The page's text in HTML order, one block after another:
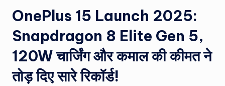
e
w
s
A
ro
OnePlus 15 Launch 2025:
Snapdragon 8 Elite Gen 5,
120W चार्जिंग और कमाल की कीमत ने
तोड़ दिए सारे रिकॉर्ड!